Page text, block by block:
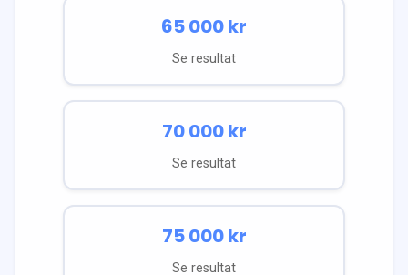
65 000kr
Se resultat
70 000kr
Se resultat
75 000kr
Se resultat